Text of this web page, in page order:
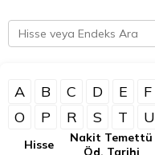
A B C D E F
O
P R S T U
Hisse
Nakit Temettü
Öd. Tarihi